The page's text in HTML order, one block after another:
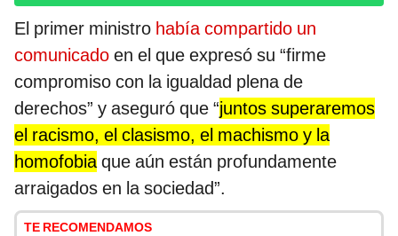
El primer ministro había compartido un
comunicado en el que expresó su “firme
compromiso con la igualdad plena de
derechos” y aseguró que “juntos superaremos
el racismo, el clasismo, el machismo y la
homofobiaque aún están profundamente
arraigados en la sociedad”.
TE RECOMENDAMOS